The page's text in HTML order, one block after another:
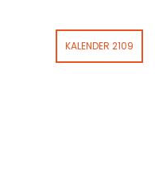
KALENDER 2109